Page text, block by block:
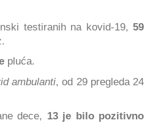
testiranih na kovid-19, 59
pluća.
ambulanti, od 29 pregleda 24
dece, 13 je bilo pozitivno